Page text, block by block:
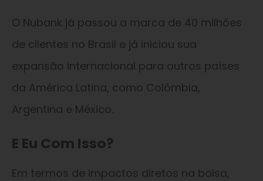
O Nubank já passou a marca de 40 milhões
de clientes no Brasil e já iniciou sua
expansão internacional para outros países
da América Latina, como Colômbia,
Argentina e México.
E Eu Com Isso?
Em termos de impactos diretos na bolsa,